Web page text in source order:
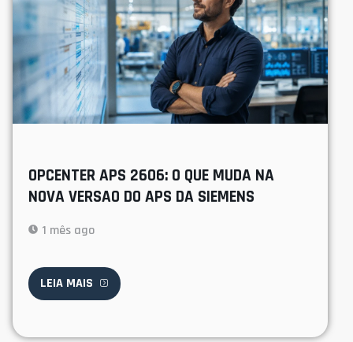
OPCENTER APS 2606: O QUE MUDA NA
NOVA VERSAO DO APS DA SIEMENS
1 mês ago
LEIA MAIS